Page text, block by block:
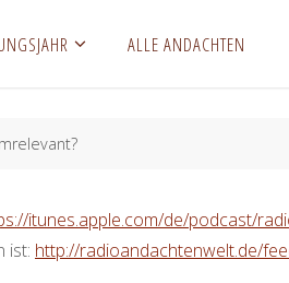
ALLE ANDACHTEN
itunes.apple.com/de/podcast/
ist: http://radioandachtenwelt.de/